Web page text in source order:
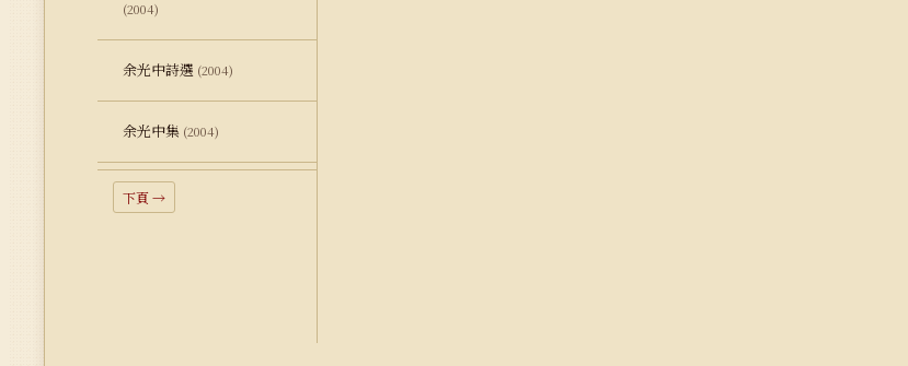
(2004)
余光中詩選 (2004)
余光中集 (2004)
下頁 →